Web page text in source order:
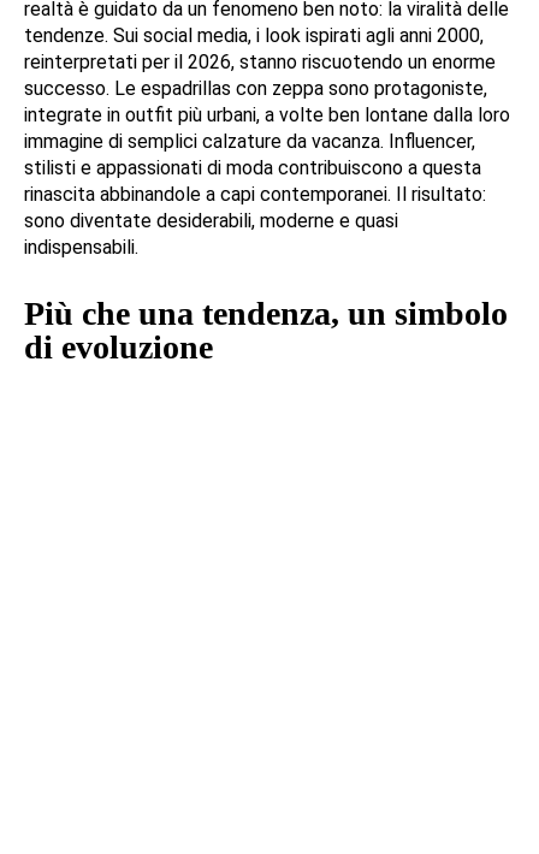
realtà è guidato da un fenomeno ben noto: la viralità delle
tendenze. Sui social media, i look ispirati agli anni 2000,
reinterpretati per il 2026, stanno riscuotendo un enorme
successo. Le espadrillas con zeppa sono protagoniste,
integrate in outfit più urbani, a volte ben lontane dalla loro
immagine di semplici calzature da vacanza. Influencer,
stilisti e appassionati di moda contribuiscono a questa
rinascita abbinandole a capi contemporanei. Il risultato:
sono diventate desiderabili, moderne e quasi
indispensabili.
Più che una tendenza, un simbolo
di evoluzione